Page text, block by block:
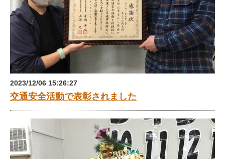
2023/12/06 15:26:27
交通安全活動で表彰されました